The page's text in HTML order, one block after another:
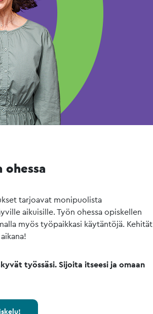
tarjoavat monipuolista
aikuisille. Työn ohessa opiskellen
myös työpaikkasi käytäntöjä. Kehität
työssäsi. Sijoita itseesi ja omaan